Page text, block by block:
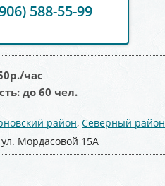
588-55-99
р./час
до 60 чел.
район, Северный район
Мордасовой 15А